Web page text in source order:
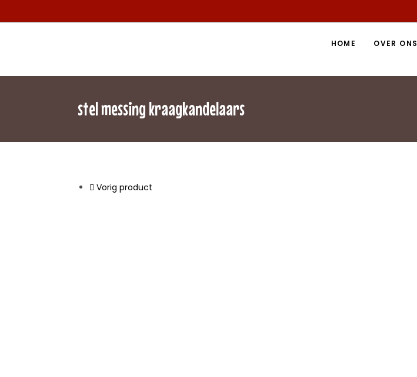
HOME OVER ONS
stel messing kraagkandelaars
Vorig product